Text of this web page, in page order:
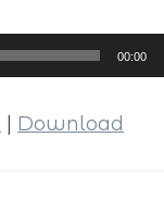
00:00
Download